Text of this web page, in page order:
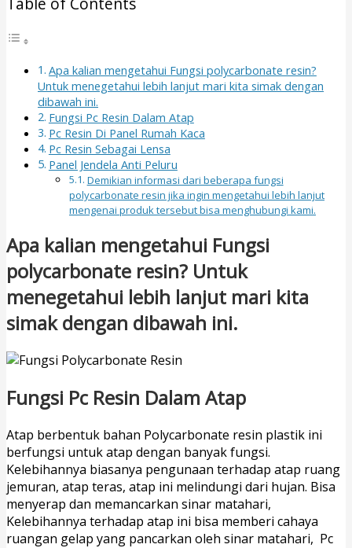
Apa kalian mengetahui Fungsi polycarbonate resin?
Untuk menegetahui lebih lanjut mari kita simak dengan
dibawah ini.
Fungsi Pc Resin Dalam Atap
Pc Resin Di Panel Rumah Kaca
Pc Resin Sebagai Lensa
Panel Jendela Anti Peluru
Demikian informasi dari beberapa fungsi
polycarbonate resin jika ingin mengetahui lebih lanjut
mengenai produk tersebut bisa menghubungi kami.
Apa kalian mengetahui Fungsi
polycarbonate resin? Untuk
menegetahui lebih lanjut mari kita
simak dengan dibawah ini.
Fungsi Pc Resin Dalam Atap
Atap berbentuk bahan Polycarbonate resin plastik ini
berfungsi untuk atap dengan banyak fungsi.
Kelebihannya biasanya pengunaan terhadap atap ruang
jemuran, atap teras, atap ini melindungi dari hujan. Bisa
menyerap dan memancarkan sinar matahari,
Kelebihannya terhadap atap ini bisa memberi cahaya
ruangan gelap yang pancarkan oleh sinar matahari, Pc